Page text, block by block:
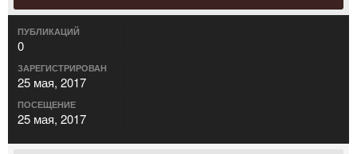
ПУБЛИКАЦИЙ
0
ЗАРЕГИСТРИРОВАН
25 мая, 2017
ПОСЕЩЕНИЕ
25 мая, 2017